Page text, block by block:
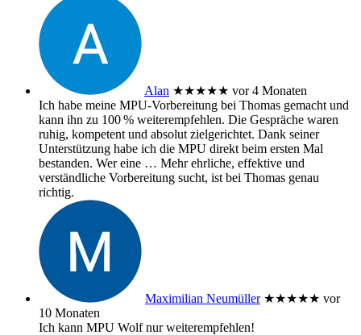
Alan ★★★★★ vor 4 Monaten
Ich habe meine MPU‑Vorbereitung bei Thomas gemacht und
kann ihn zu 100 % weiterempfehlen. Die Gespräche waren
ruhig, kompetent und absolut zielgerichtet. Dank seiner
Unterstützung habe ich die MPU direkt beim ersten Mal
bestanden. Wer eine … Mehrehrliche, effektive und
verständliche Vorbereitung sucht, ist bei Thomas genau
richtig.
Maximilian Neumüller ★★★★★ vor
10 Monaten
Ich kann MPU Wolf nur weiterempfehlen!